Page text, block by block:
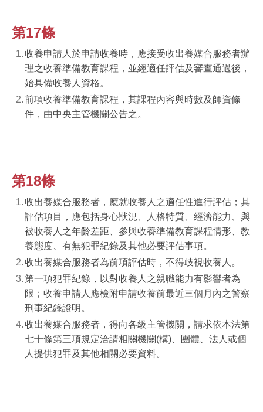
第17條
收養申請人於申請收養時，應接受收出養媒合服務者辦
理之收養準備教育課程，並經適任評估及審查通過後，
始具備收養人資格。
前項收養準備教育課程，其課程內容與時數及師資條
件，由中央主管機關公告之。
第18條
收出養媒合服務者，應就收養人之適任性進行評估；其
評估項目，應包括身心狀況、人格特質、經濟能力、與
被收養人之年齡差距、參與收養準備教育課程情形、教
養態度、有無犯罪紀錄及其他必要評估事項。
收出養媒合服務者為前項評估時，不得歧視收養人。
第一項犯罪紀錄，以對收養人之親職能力有影響者為
限；收養申請人應檢附申請收養前最近三個月內之警察
刑事紀錄證明。
收出養媒合服務者，得向各級主管機關，請求依本法第
七十條第三項規定洽請相關機關(構) 、團體、法人或個
人提供犯罪及其他相關必要資料。